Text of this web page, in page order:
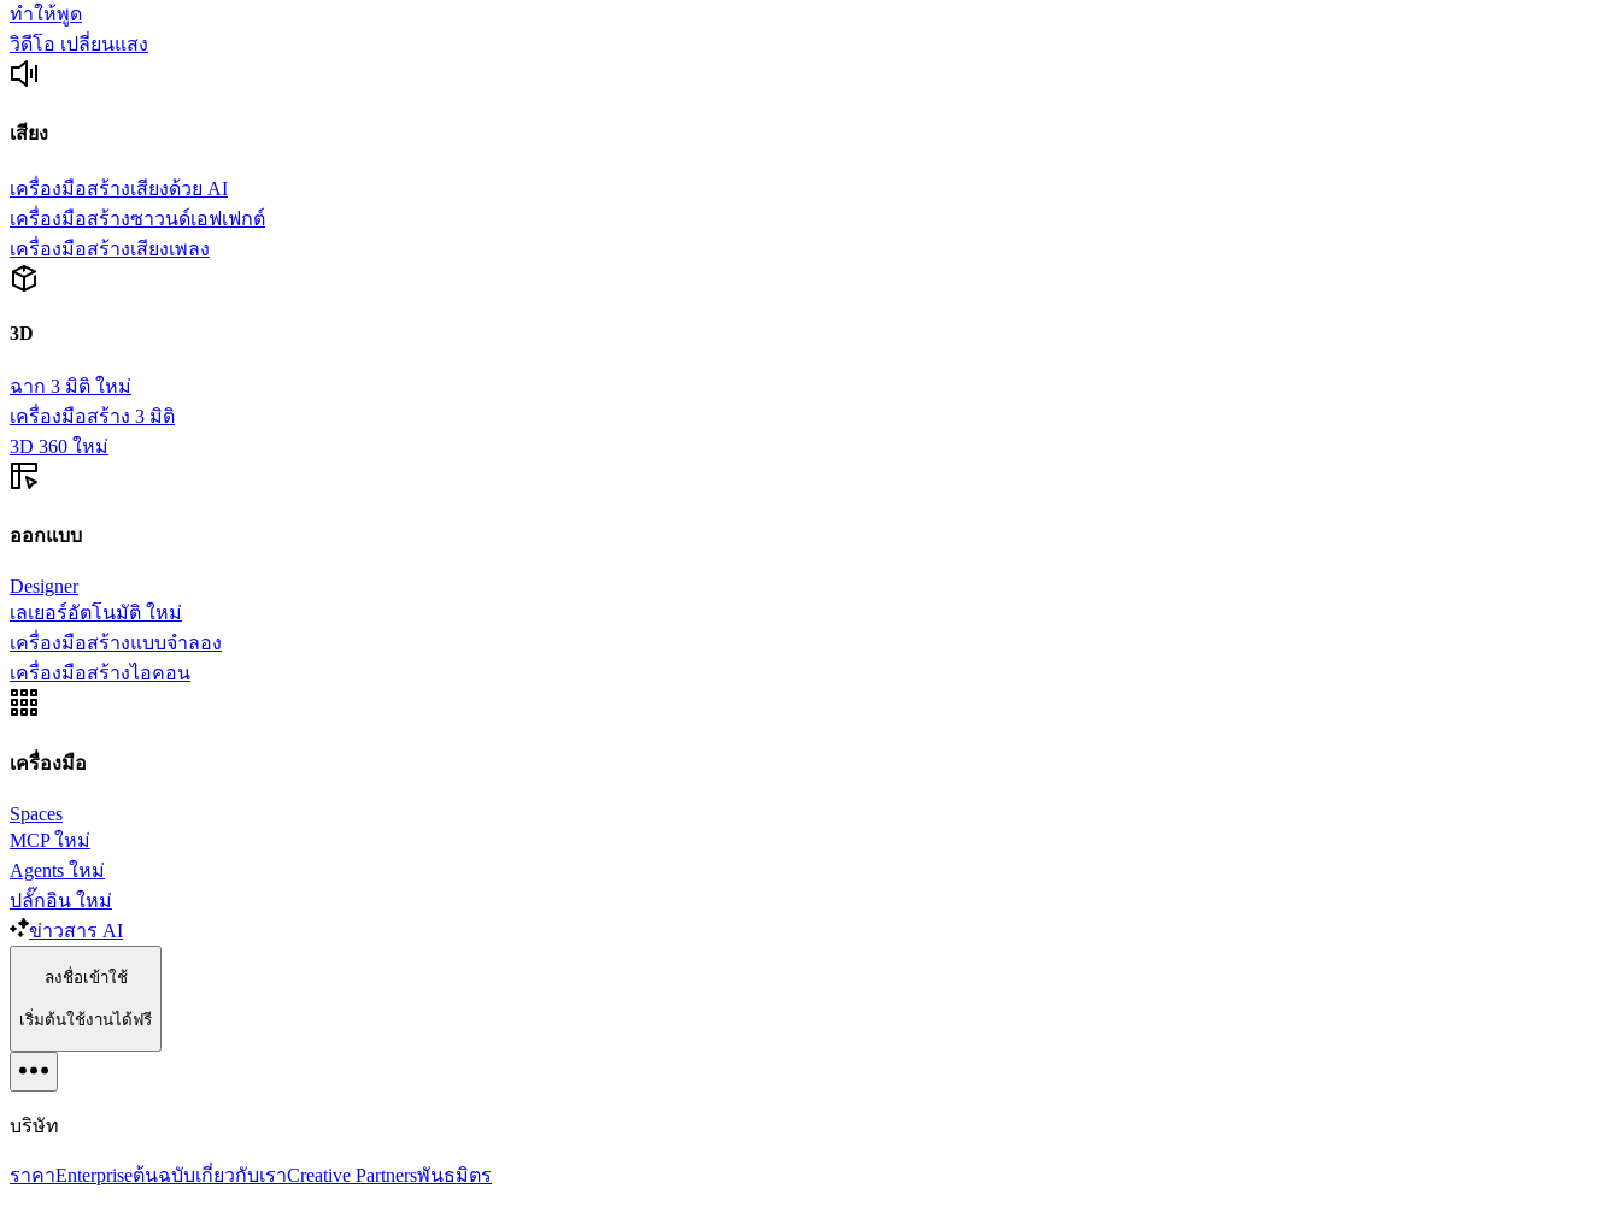
ทำให้พูด
วิดีโอ เปลี่ยนแสง
เสียง
เครื่องมือสร้างเสียงด้วย AI
เครื่องมือสร้างซาวนด์เอฟเฟกต์
เครื่องมือสร้างเสียงเพลง
3D
ฉาก 3 มิติ ใหม่
เครื่องมือสร้าง 3 มิติ
3D 360 ใหม่
ออกแบบ
Designer
เลเยอร์อัตโนมัติ ใหม่
เครื่องมือสร้างแบบจำลอง
เครื่องมือสร้างไอคอน
เครื่องมือ
Spaces
MCP ใหม่
Agents ใหม่
ปลั๊กอิน ใหม่
ข่าวสาร AI
ลงชื่อเข้าใช้
เริ่มต้นใช้งานได้ฟรี
บริษัท
ราคาEnterpriseต้นฉบับเกี่ยวกับเราCreative Partnersพันธมิตร